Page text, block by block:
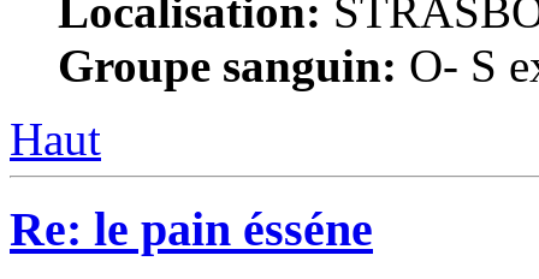
Localisation:
Groupe sanguin: O- S
Haut
Re: le pain ésséne